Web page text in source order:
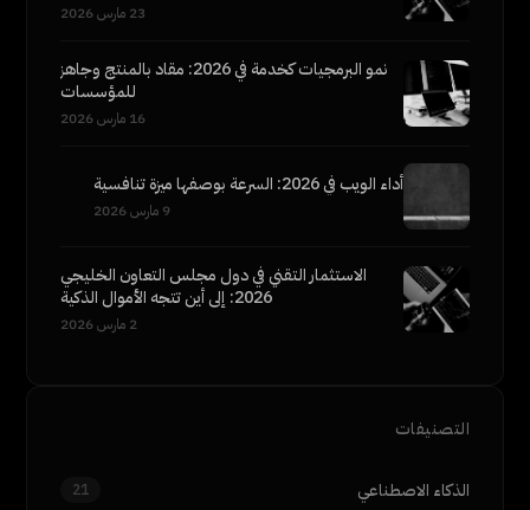
23 مارس 2026
نمو البرمجيات كخدمة في 2026: مقاد بالمنتج وجاهز
للمؤسسات
16 مارس 2026
أداء الويب في 2026: السرعة بوصفها ميزة تنافسية
9 مارس 2026
الاستثمار التقني في دول مجلس التعاون الخليجي
2026: إلى أين تتجه الأموال الذكية
2 مارس 2026
التصنيفات
الذكاء الاصطناعي 21